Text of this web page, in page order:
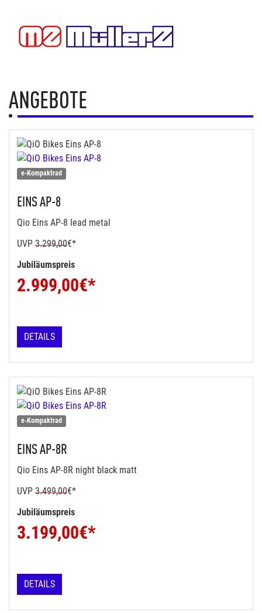
ANGEBOTE
e-Kompaktrad
EINS AP-8
Qio Eins AP-8 lead metal
UVP 3.299,00€*
Jubiläumspreis
2.999,00€*
DETAILS
e-Kompaktrad
EINS AP-8R
Qio Eins AP-8R night black matt
UVP 3.499,00€*
Jubiläumspreis
3.199,00€*
DETAILS